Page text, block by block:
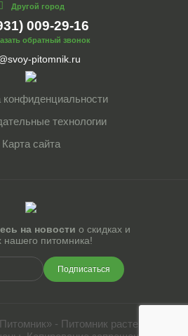
Другой город
009-29-16
обратный звонок
pitomnik.ru
конфиденциальности
технологии
Карта сайта
на новости о скидках и
нашего питомника!
Подписаться
- Питомник растений.